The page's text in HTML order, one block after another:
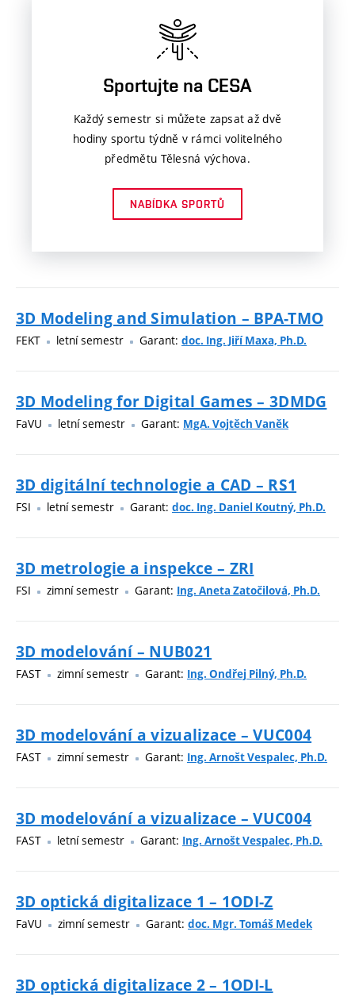
Sportujte na CESA
Každý semestr si můžete zapsat až dvě
hodiny sportu týdně v rámci volitelného
předmětu Tělesná výchova.
NABÍDKA SPORTŮ
3D Modeling and Simulation – BPA-TMO
FEKT letní semestr Garant: doc. Ing. Jiří Maxa, Ph.D.
3D Modeling for Digital Games – 3DMDG
FaVU letní semestr Garant: MgA. Vojtěch Vaněk
3D digitální technologie a CAD – RS1
FSI letní semestr Garant: doc. Ing. Daniel Koutný, Ph.D.
3D metrologie a inspekce – ZRI
FSI zimní semestr Garant: Ing. Aneta Zatočilová, Ph.D.
3D modelování – NUB021
FAST zimní semestr Garant: Ing. Ondřej Pilný, Ph.D.
3D modelování a vizualizace – VUC004
FAST zimní semestr Garant: Ing. Arnošt Vespalec, Ph.D.
3D modelování a vizualizace – VUC004
FAST letní semestr Garant: Ing. Arnošt Vespalec, Ph.D.
3D optická digitalizace 1 – 1ODI-Z
FaVU zimní semestr Garant: doc. Mgr. Tomáš Medek
3D optická digitalizace 2 – 1ODI-L